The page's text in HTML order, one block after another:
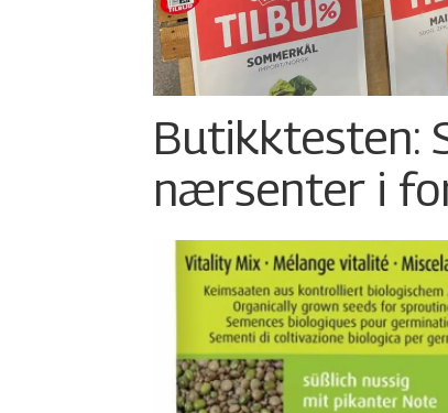
Butikktesten:
nærsenter i